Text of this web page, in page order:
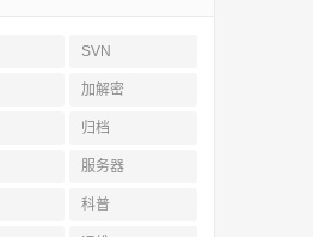
SVN
加解密
归档
服务器
科普